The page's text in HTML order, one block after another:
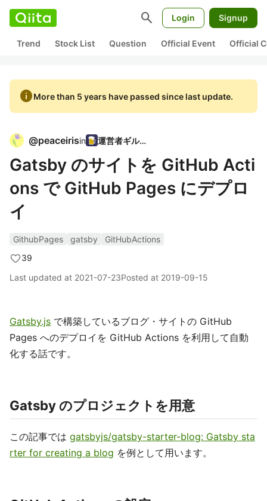
search Login Signup
Trend Stock List Question Official Event Official
infoMore than 5 years have passed since last update.
@peaceirisin 運営者ギルド
Gatsby のサイトを GitHub Acti
ons で GitHub Pages にデプロ
イ
GithubPages gatsby
GitHubActions
39
Last updated at 2021-07-23Posted at 2019-09-15
Gatsby.js で構築しているブログ・サイトの GitHub
Pages へのデプロイを GitHub Actions を利用して自動
化する話です。
Gatsby のプロジェクトを用意
この記事では gatsbyjs/gatsby-starter-blog: Gatsby sta
rter for creating a blog を例として用います。